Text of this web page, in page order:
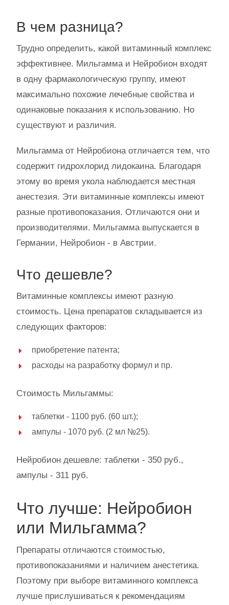
В чем разница?
Трудно определить, какой витаминный комплекс
эффективнее. Мильгамма и Нейробион входят
в одну фармакологическую группу, имеют
максимально похожие лечебные свойства и
одинаковые показания к использованию. Но
существуют и различия.
Мильгамма от Нейробиона отличается тем, что
содержит гидрохлорид лидокаина. Благодаря
этому во время укола наблюдается местная
анестезия. Эти витаминные комплексы имеют
разные противопоказания. Отличаются они и
производителями. Мильгамма выпускается в
Германии, Нейробион - в Австрии.
Что дешевле?
Витаминные комплексы имеют разную
стоимость. Цена препаратов складывается из
следующих факторов:
приобретение патента;
расходы на разработку формул и пр.
Стоимость Мильгаммы:
таблетки - 1100 руб. (60 шт.);
ампулы - 1070 руб. (2 мл №25).
Нейробион дешевле: таблетки - 350 руб.,
ампулы - 311 руб.
Что лучше: Нейробион
или Мильгамма?
Препараты отличаются стоимостью,
противопоказаниями и наличием анестетика.
Поэтому при выборе витаминного комплекса
лучше прислушиваться к рекомендациям